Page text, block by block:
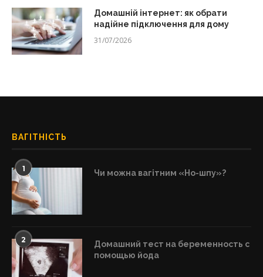
Домашній інтернет: як обрати
надійне підключення для дому
31/07/2026
ВАГІТНІСТЬ
1 Чи можна вагітним «Но-шпу»?
2
Домашний тест на беременность с
помощью йода